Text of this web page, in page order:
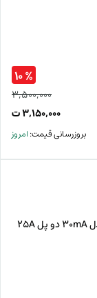
۳,۵۰۰,۰۰۰
۳,۱۵۰,۰۰۰ت
% ۱۰
بروزرسانی قیمت:امروز
کلید محافظ جان (RCCB) مدل 30mA دو پل 25A